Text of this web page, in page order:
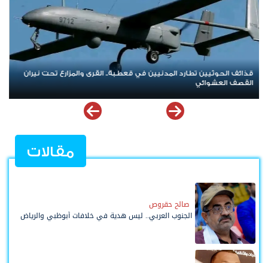
العصيان المدني الجنوبي.. صرخة شعبية مدوية في وجه الهيمنة
والوصاية وإعلان تمسّك الجنوب بحقه في تقرير مصيره
مقالات
صالح حقروص
الجنوب العربي.. ليس هدية في خلافات أبوظبي والرياض